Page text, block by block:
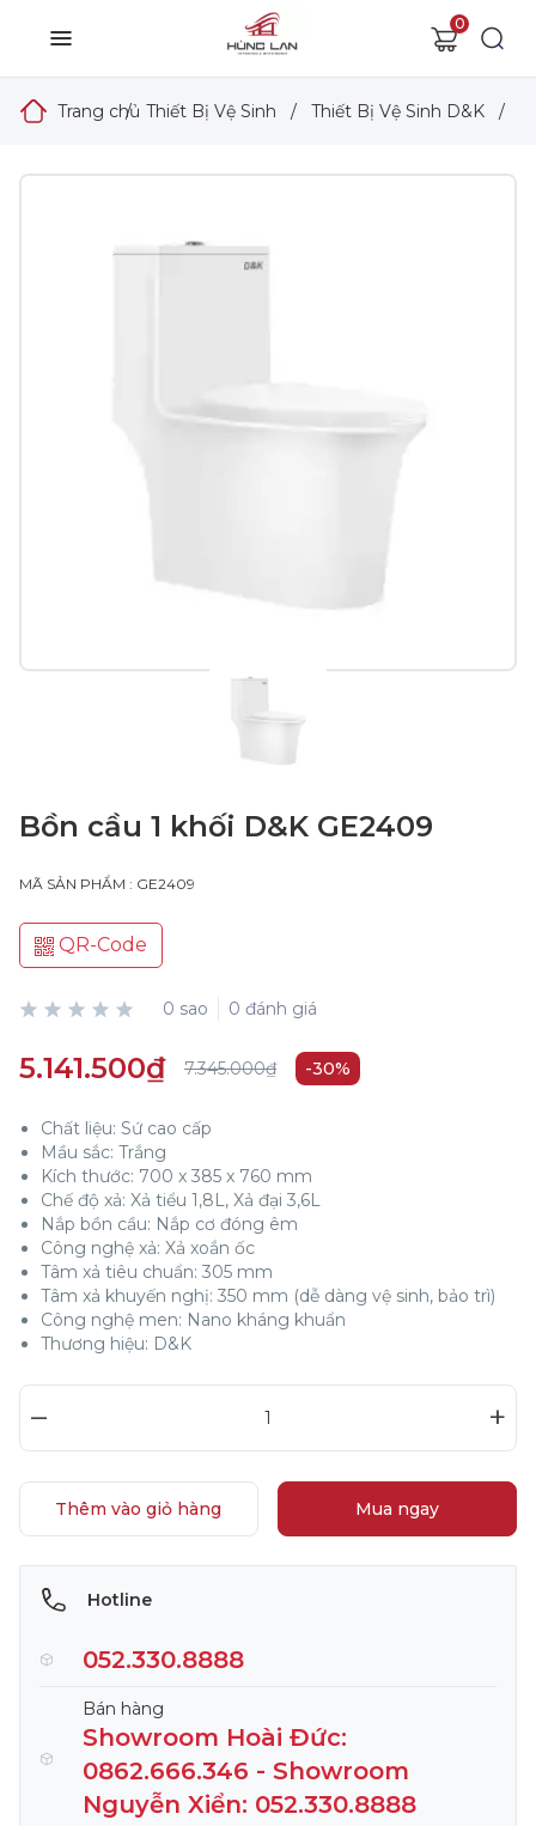
0
Trang chủ
/ Thiết Bị Vệ Sinh / Thiết Bị Vệ Sinh D&K /
Bồn cầu 1 khối D&K GE2409
MÃ SẢN PHẨM : GE2409
QR-Code
0 sao 0 đánh giá
5.141.500₫ 7.345.000₫ -30%
Chất liệu: Sứ cao cấp
Mầu sắc: Trắng
Kích thước: 700 x 385 x 760 mm
Chế độ xả: Xả tiểu 1,8L, Xả đại 3,6L
Nắp bồn cầu: Nắp cơ đóng êm
Công nghệ xả: Xả xoắn ốc
Tâm xả tiêu chuẩn: 305 mm
Tâm xả khuyến nghị: 350 mm (dễ dàng vệ sinh, bảo trì)
Công nghệ men: Nano kháng khuẩn
Thương hiệu: D&K
– +
Thêm vào giỏ hàng Mua ngay
Hotline
052.330.8888
Bán hàng
Showroom Hoài Đức:
0862.666.346 - Showroom
Nguyễn Xiển: 052.330.8888